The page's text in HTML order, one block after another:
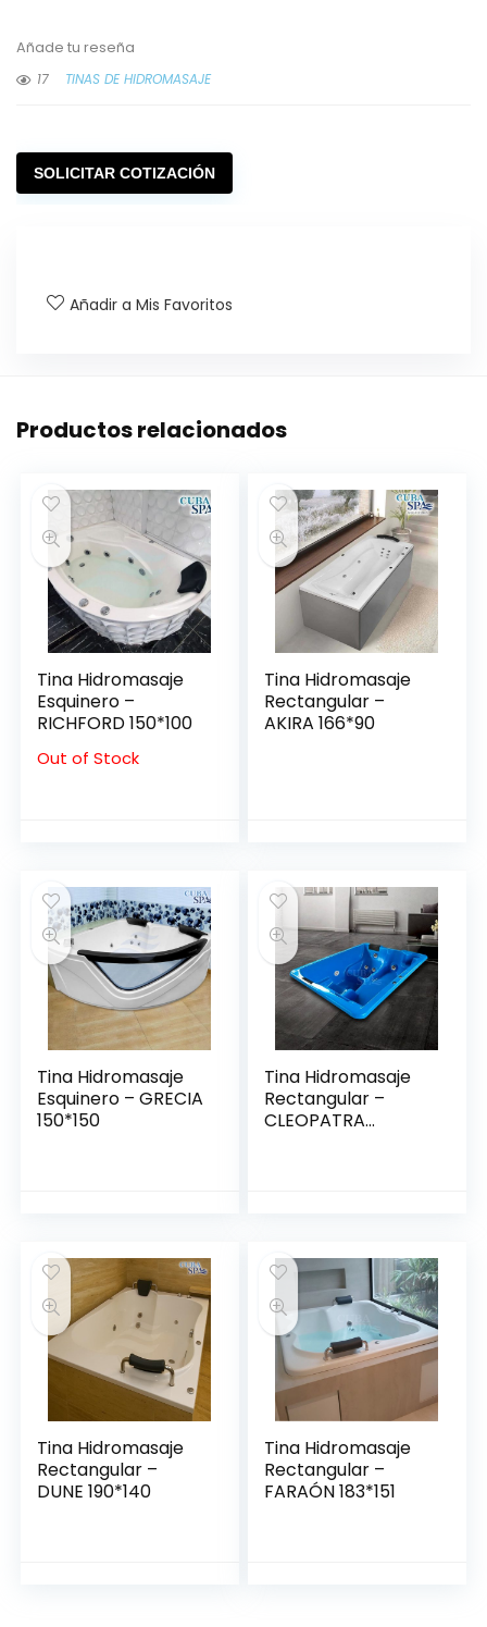
Añade tu reseña
17
TINAS DE HIDROMASAJE
SOLICITAR COTIZACIÓN
Añadir a Mis Favoritos
Productos relacionados
Tina Hidromasaje
Esquinero –
RICHFORD 150*100
Out of Stock
Tina Hidromasaje
Rectangular –
AKIRA 166*90
Tina Hidromasaje
Esquinero – GRECIA
150*150
Tina Hidromasaje
Rectangular –
CLEOPATRA
Tina Hidromasaje
Rectangular –
DUNE 190*140
Tina Hidromasaje
Rectangular –
FARAÓN 183*151